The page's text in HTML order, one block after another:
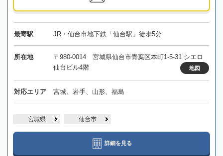
最寄駅 JR・仙台市地下鉄「仙台駅」徒歩5分
所在地
〒980-0014 宮城県仙台市青葉区本町1-5-31 シエロ
仙台ビル4階
地図
対応エリア 宮城、岩手、山形、福島
宮城県 仙台市
詳細を見る